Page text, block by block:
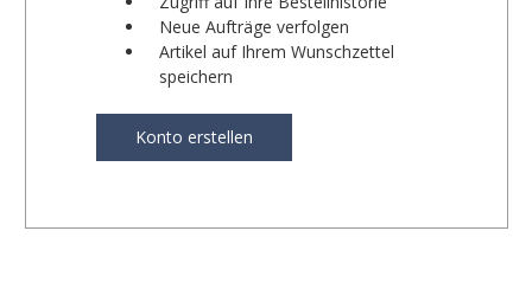
Neue Aufträge verfolgen
Artikel auf Ihrem Wunschzettel
speichern
Konto erstellen